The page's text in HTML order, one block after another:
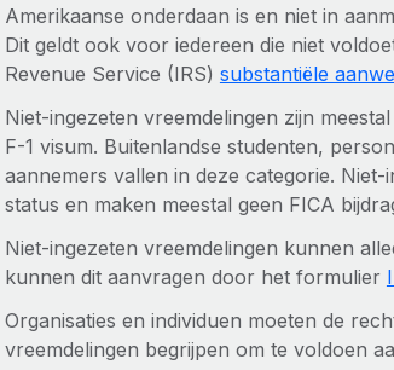
Amerikaanse onderdaan is en niet in
Dit geldt ook voor iedereen die niet
Revenue Service (IRS) substantiële
Niet-ingezeten vreemdelingen zijn
F-1 visum. Buitenlandse studenten,
aannemers vallen in deze categorie.
status en maken meestal geen FICA
Niet-ingezeten vreemdelingen kunnen
kunnen dit aanvragen door het formulier
Organisaties en individuen moeten de
vreemdelingen begrijpen om te voldoen